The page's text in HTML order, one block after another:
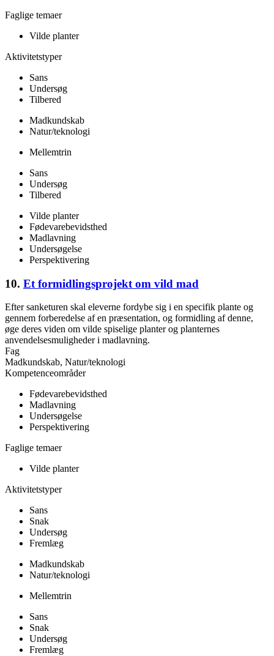
Faglige temaer
Vilde planter
Aktivitetstyper
Sans
Undersøg
Tilbered
Madkundskab
Natur/teknologi
Mellemtrin
Sans
Undersøg
Tilbered
Vilde planter
Fødevarebevidsthed
Madlavning
Undersøgelse
Perspektivering
10. Et formidlingsprojekt om vild mad
Efter sanketuren skal eleverne fordybe sig i en specifik plante og
gennem forberedelse af en præsentation, og formidling af denne,
øge deres viden om vilde spiselige planter og planternes
anvendelsesmuligheder i madlavning.
Fag
Madkundskab, Natur/teknologi
Kompetenceområder
Fødevarebevidsthed
Madlavning
Undersøgelse
Perspektivering
Faglige temaer
Vilde planter
Aktivitetstyper
Sans
Snak
Undersøg
Fremlæg
Madkundskab
Natur/teknologi
Mellemtrin
Sans
Snak
Undersøg
Fremlæg